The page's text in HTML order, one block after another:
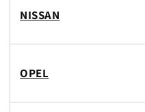
NISSAN
OPEL